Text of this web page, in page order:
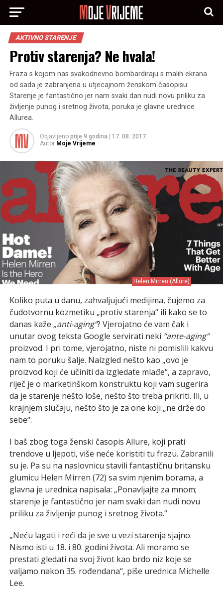
AKTIVNO STARENJE
Protiv starenja? Ne hvala!
Fraza s kojom nas svakodnevno bombardiraju s malih ekrana
od sada je zabranjena u utjecajnom ženskom časopisu.
Starenje je fantastično jer nam svaki dan nudi novu priliku za
življenje punog i sretnog života, poruka je glavne urednice
Allurea.
Objavljeno prije 9 godina
17. 08. 2017.
Autor Moje Vrijeme
Helen Mirren (Allure)
Koliko puta u danu, zahvaljujući medijima, čujemo za
čudotvornu kozmetiku „protiv starenja“ ili kako se to
danas kaže „anti-aging“? Vjerojatno će vam čak i
unutar ovog teksta Google servirati neki “ante-aging”
proizvod. I pri tome, vjerojatno, niste ni pomislili kakvu
nam to poruku šalje. Naizgled nešto kao „ovo je
proizvod koji će učiniti da izgledate mlađe“, a zapravo,
riječ je o marketinškom konstruktu koji vam sugerira
da je starenje nešto loše, nešto što treba prikriti. Ili, u
krajnjem slučaju, nešto što je za one koji „ne drže do
sebe“.
I baš zbog toga ženski časopis Allure, koji prati
trendove u ljepoti, više neće koristiti tu frazu. Zabranili
su je. Pa su na naslovnicu stavili fantastičnu britansku
glumicu Helen Mirren (72) sa svim njenim borama, a
glavna je urednica napisala: „Ponavljajte za mnom;
starenje je fantastično jer nam svaki dan nudi novu
priliku za življenje punog i sretnog života.“
„Neću lagati i reći da je sve u vezi starenja sjajno.
Nismo isti u 18. i 80. godini života. Ali moramo se
prestati gledati na svoj život kao brdo niz koje se
valjamo nakon 35. rođendana“, piše urednica Michelle
Lee.